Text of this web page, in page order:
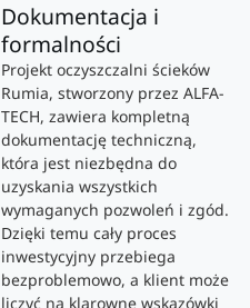
Dokumentacja i
formalności
Projekt oczyszczalni ścieków
Rumia, stworzony przez ALFA-
TECH, zawiera kompletną
dokumentację techniczną,
która jest niezbędna do
uzyskania wszystkich
wymaganych pozwoleń i zgód.
Dzięki temu cały proces
inwestycyjny przebiega
bezproblemowo, a klient może
liczyć na klarowne wskazówki